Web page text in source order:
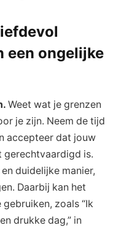
een ongelijke
Weet wat je grenzen
je zijn. Neem de tijd
accepteer dat jouw
gerechtvaardigd is.
duidelijke manier,
Daarbij kan het
gebruiken, zoals “Ik
drukke dag,” in